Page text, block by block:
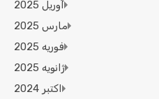
آوریل 2025
مارس 2025
فوریه 2025
ژانویه 2025
اکتبر 2024